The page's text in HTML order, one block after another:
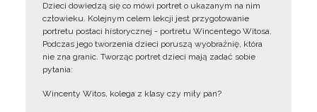
Dzieci dowiedzą się co mówi portret o ukazanym na nim
człowieku. Kolejnym celem lekcji jest przygotowanie
portretu postaci historycznej - portretu Wincentego Witosa.
Podczas jego tworzenia dzieci poruszą wyobraźnię, która
nie zna granic. Tworząc portret dzieci mają zadać sobie
pytania:
Wincenty Witos, kolega z klasy czy miły pan?